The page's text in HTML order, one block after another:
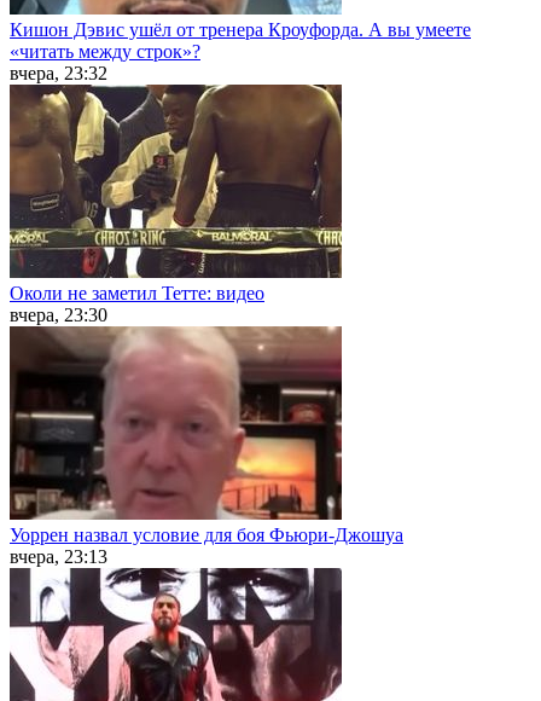
Кишон Дэвис ушёл от тренера Кроуфорда. А вы умеете
«читать между строк»?
вчера, 23:32
Околи не заметил Тетте: видео
вчера, 23:30
Уоррен назвал условие для боя Фьюри-Джошуа
вчера, 23:13